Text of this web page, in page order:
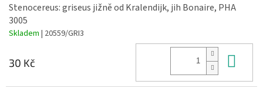
Stenocereus: griseus jižně od Kralendijk, jih Bonaire, PHA
3005
Skladem | 20559/GRI3
30 Kč